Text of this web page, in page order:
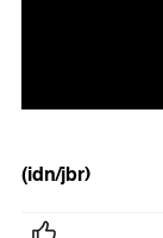
(idn/jbr)